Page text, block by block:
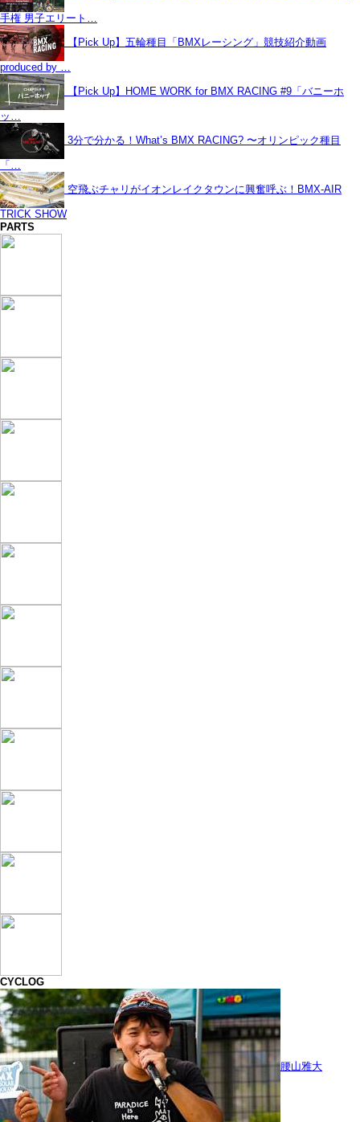
手権 男子エリート…
【Pick Up】五輪種目「BMXレーシング」競技紹介動画
produced by …
【Pick Up】HOME WORK for BMX RACING #9「バニーホ
ッ…
3分で分かる！What’s BMX RACING? 〜オリンピック種目
「…
空飛ぶチャリがイオンレイクタウンに興奮呼ぶ！BMX-AIR
TRICK SHOW
PARTS
CYCLOG
腰山雅大